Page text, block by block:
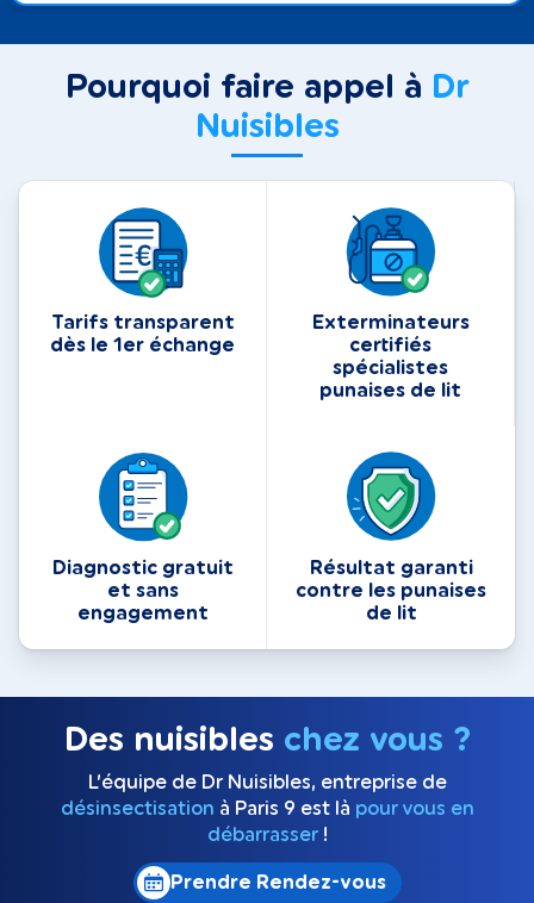
Pourquoi faire appel à Dr
Nuisibles
Tarifs transparent
dès le 1er échange
Exterminateurs
certifiés
spécialistes
punaises de lit
Diagnostic gratuit
et sans
engagement
Résultat garanti
contre les punaises
de lit
Des nuisibles chez vous ?
L’équipe de Dr Nuisibles, entreprise de
désinsectisation à Paris 9 est là pour vous en
débarrasser!
Prendre Rendez-vous